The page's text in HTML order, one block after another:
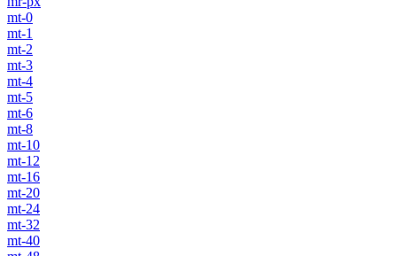
mt-0
mt-1
mt-2
mt-3
mt-4
mt-5
mt-6
mt-8
mt-10
mt-12
mt-16
mt-20
mt-24
mt-32
mt-40